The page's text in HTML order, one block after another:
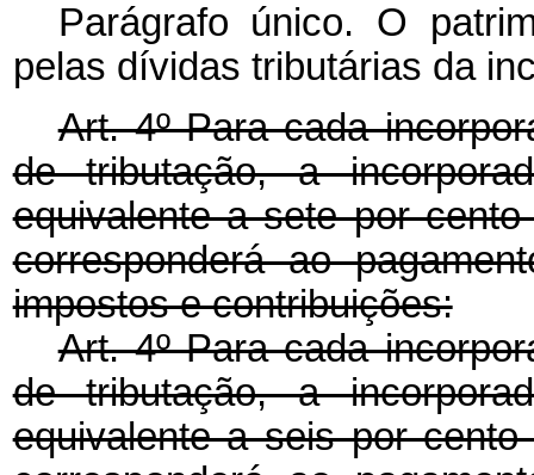
Parágrafo único. O
pelas dívidas tributárias da
Art. 4º Para cada
de tributação, a
equivalente a sete por
corresponderá ao
impostos e contribuições:
Art. 4º Para cada
de tributação, a
equivalente a seis por